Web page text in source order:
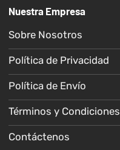
Nuestra Empresa
Sobre Nosotros
Política de Privacidad
Política de Envío
Términos y Condiciones
Contáctenos